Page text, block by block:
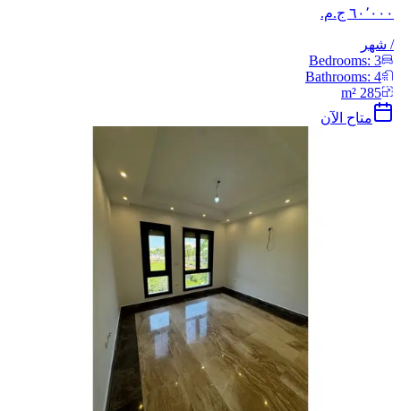
/ شهر
Bedrooms: 3
Bathrooms: 4
285
متاح الآن